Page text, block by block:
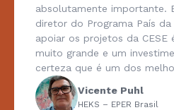
absolutamente importante.
diretor do Programa País
apoiar os projetos da CESE
muito grande e um
certeza que é um dos
Vicente Puhl
HEKS – EPER Brasil